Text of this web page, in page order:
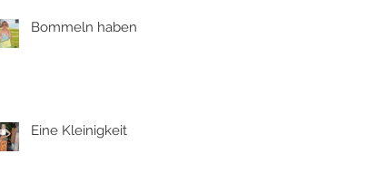
Bommeln haben
Eine Kleinigkeit